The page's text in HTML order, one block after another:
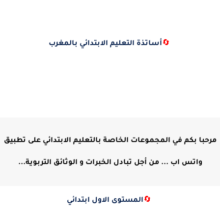
🔄أساتذة التعليم الابتدائي بالمغرب
مرحبا بكم في المجموعات الخاصة بالتعليم الابتدائي على تطبيق
واتس اب ... من أجل تبادل الخبرات و الوثائق التربوية...
🔄المستوى الاول ابتدائي